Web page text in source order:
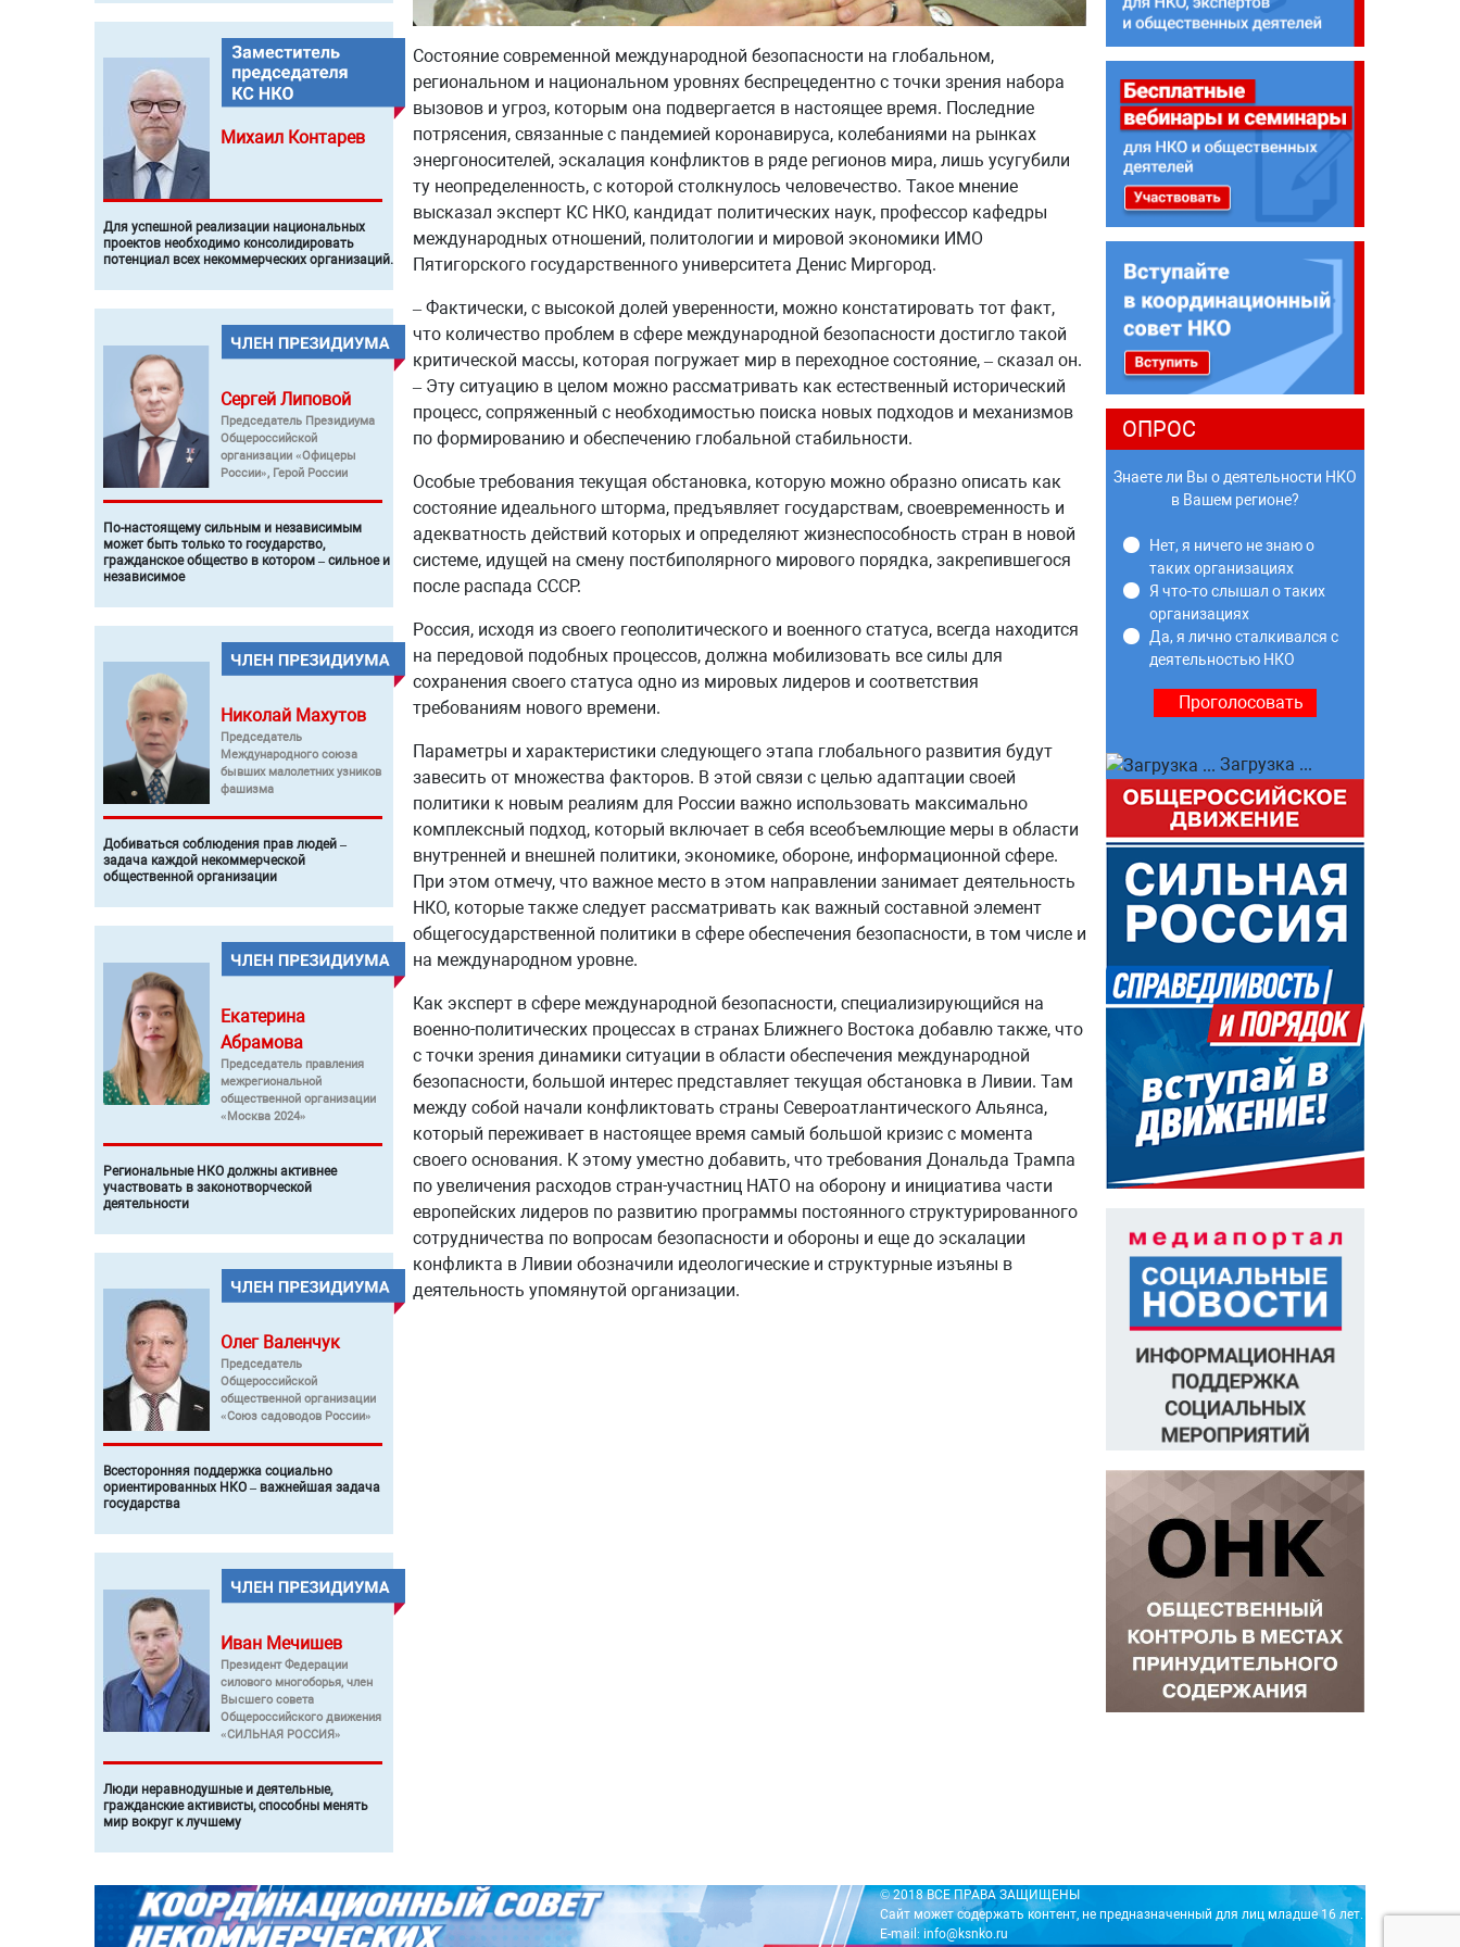
Михаил Контарев
Для успешной реализации национальных
проектов необходимо консолидировать
потенциал всех некоммерческих организаций.
Сергей Липовой
Председатель Президиума
Общероссийской
организации «Офицеры
России», Герой России
По-настоящему сильным и независимым
может быть только то государство,
гражданское общество в котором – сильное и
независимое
Николай Махутов
Председатель
Международного союза
бывших малолетних узников
фашизма
Добиваться соблюдения прав людей –
задача каждой некоммерческой
общественной организации
Екатерина
Абрамова
Председатель правления
межрегиональной
общественной организации
«Москва 2024»
Региональные НКО должны активнее
участвовать в законотворческой
деятельности
Олег Валенчук
Председатель
Общероссийской
общественной организации
«Союз садоводов России»
Всесторонняя поддержка социально
ориентированных НКО – важнейшая задача
государства
Иван Мечишев
Президент Федерации
силового многоборья, член
Высшего совета
Общероссийского движения
«СИЛЬНАЯ РОССИЯ»
Люди неравнодушные и деятельные,
гражданские активисты, способны менять
мир вокруг к лучшему
Состояние современной международной безопасности на глобальном,
региональном и национальном уровнях беспрецедентно с точки зрения набора
вызовов и угроз, которым она подвергается в настоящее время. Последние
потрясения, связанные с пандемией коронавируса, колебаниями на рынках
энергоносителей, эскалация конфликтов в ряде регионов мира, лишь усугубили
ту неопределенность, с которой столкнулось человечество. Такое мнение
высказал эксперт КС НКО, кандидат политических наук, профессор кафедры
международных отношений, политологии и мировой экономики ИМО
Пятигорского государственного университета Денис Миргород.
– Фактически, с высокой долей уверенности, можно констатировать тот факт,
что количество проблем в сфере международной безопасности достигло такой
критической массы, которая погружает мир в переходное состояние, – сказал он.
– Эту ситуацию в целом можно рассматривать как естественный исторический
процесс, сопряженный с необходимостью поиска новых подходов и механизмов
по формированию и обеспечению глобальной стабильности.
Особые требования текущая обстановка, которую можно образно описать как
состояние идеального шторма, предъявляет государствам, своевременность и
адекватность действий которых и определяют жизнеспособность стран в новой
системе, идущей на смену постбиполярного мирового порядка, закрепившегося
после распада СССР.
Россия, исходя из своего геополитического и военного статуса, всегда находится
на передовой подобных процессов, должна мобилизовать все силы для
сохранения своего статуса одно из мировых лидеров и соответствия
требованиям нового времени.
Параметры и характеристики следующего этапа глобального развития будут
завесить от множества факторов. В этой связи с целью адаптации своей
политики к новым реалиям для России важно использовать максимально
комплексный подход, который включает в себя всеобъемлющие меры в области
внутренней и внешней политики, экономике, обороне, информационной сфере.
При этом отмечу, что важное место в этом направлении занимает деятельность
НКО, которые также следует рассматривать как важный составной элемент
общегосударственной политики в сфере обеспечения безопасности, в том числе и
на международном уровне.
Как эксперт в сфере международной безопасности, специализирующийся на
военно-политических процессах в странах Ближнего Востока добавлю также, что
с точки зрения динамики ситуации в области обеспечения международной
безопасности, большой интерес представляет текущая обстановка в Ливии. Там
между собой начали конфликтовать страны Североатлантического Альянса,
который переживает в настоящее время самый большой кризис с момента
своего основания. К этому уместно добавить, что требования Дональда Трампа
по увеличения расходов стран-участниц НАТО на оборону и инициатива части
европейских лидеров по развитию программы постоянного структурированного
сотрудничества по вопросам безопасности и обороны и еще до эскалации
конфликта в Ливии обозначили идеологические и структурные изъяны в
деятельность упомянутой организации.
ОПРОС
Знаете ли Вы о деятельности НКО
в Вашем регионе?
Нет, я ничего не знаю о
таких организациях
Я что-то слышал о таких
организациях
Да, я лично сталкивался с
деятельностью НКО
Загрузка ...
© 2018 ВСЕ ПРАВА ЗАЩИЩЕНЫ
Сайт может содержать контент, не предназначенный для лиц младше 16 лет.
E-mail: info@ksnko.ru